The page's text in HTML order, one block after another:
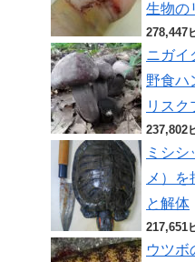
生物の
278,447
ニガイ
野食
リス
237,802
ミシ
メ）
と解体
217,651
ウツボ